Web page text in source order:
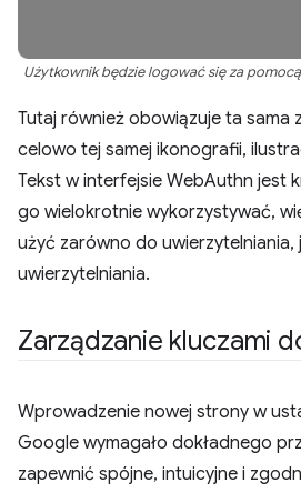
Użytkownik będzie logować się za
Tutaj również obowiązuje ta sama
celowo tej samej ikonografii,
Tekst w interfejsie WebAuthn jest
go wielokrotnie wykorzystywać,
użyć zarówno do
uwierzytelniania.
Zarządzanie kluczami
Wprowadzenie nowej strony w
Google wymagało dokładnego
zapewnić spójne, intuicyjne i